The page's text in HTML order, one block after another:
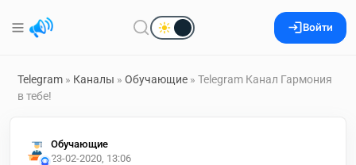
Войти
Telegram » Каналы » Обучающие » Telegram Канал Гармония
в тебе!
Обучающие
23-02-2020, 13:06